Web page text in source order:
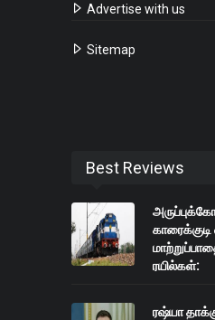
Advertise with us
Sitemap
Best Reviews
ரயில்கள்:
ரஷ்யா